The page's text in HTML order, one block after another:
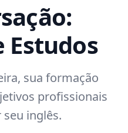
Estudos
sua formação
profissionais
inglês.